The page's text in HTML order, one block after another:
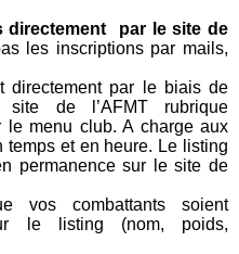
directement par le site de
les inscriptions par mails,
directement par le biais de
de l’AFMT rubrique
le menu club. A charge aux
et en heure. Le listing
permanence sur le site de
vos combattants soient
le listing (nom, poids,